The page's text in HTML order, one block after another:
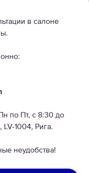
файлы
собственные и
улучшения и
"Настроить
ФАЙЛЫ COOKIE
в салоне
по Пт, с 8:30 до
LV-1004, Рига.
неудобства!
56, Rīga, LV-1004. Visas
сайта